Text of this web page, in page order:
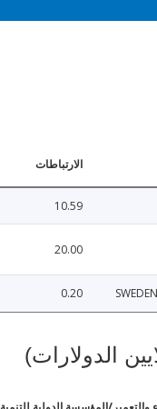
الارتباطات
10.59
20.00
0.20
الدولارات)